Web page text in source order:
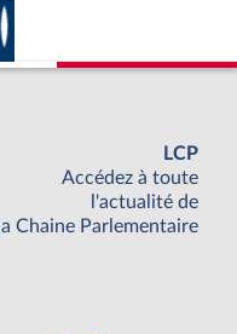
LCP
Accédez à toute
l'actualité de
la Chaine Parlementaire